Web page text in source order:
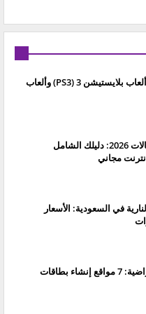
أفضل 5 مواقع تحميل ألعاب بلايستيشن 3 (PS3) وألعاب
أكواد هدايا ورصيد اتصالات 2026: دليلك الشامل
مجاني
في السعودية: الأسعار
أرخص بطاقة فيزا افتراضية: 7 مواقع إنشاء بطاقات